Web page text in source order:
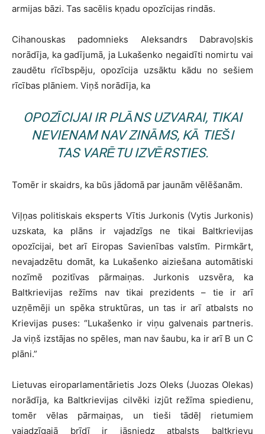
armijas bāzi. Tas sacēlis kņadu opozīcijas rindās.
Cihanouskas padomnieks Aleksandrs Dabravoļskis
norādīja, ka gadījumā, ja Lukašenko negaidīti nomirtu vai
zaudētu rīcībspēju, opozīcija uzsāktu kādu no sešiem
rīcības plāniem. Viņš norādīja, ka
OPOZĪCIJAI IR PLĀNS UZVARAI, TIKAI
NEVIENAM NAV ZINĀMS, KĀ TIEŠI
TAS VARĒTU IZVĒRSTIES.
Tomēr ir skaidrs, ka būs jādomā par jaunām vēlēšanām.
Viļņas politiskais eksperts Vītis Jurkonis (Vytis Jurkonis)
uzskata, ka plāns ir vajadzīgs ne tikai Baltkrievijas
opozīcijai, bet arī Eiropas Savienības valstīm. Pirmkārt,
nevajadzētu domāt, ka Lukašenko aiziešana automātiski
nozīmē pozitīvas pārmaiņas. Jurkonis uzsvēra, ka
Baltkrievijas režīms nav tikai prezidents – tie ir arī
uzņēmēji un spēka struktūras, un tas ir arī atbalsts no
Krievijas puses: “Lukašenko ir viņu galvenais partneris.
Ja viņš izstājas no spēles, man nav šaubu, ka ir arī B un C
plāni.”
Lietuvas eiroparlamentārietis Jozs Oleks (Juozas Olekas)
norādīja, ka Baltkrievijas cilvēki izjūt režīma spiedienu,
tomēr vēlas pārmaiņas, un tieši tādēļ rietumiem
vajadzīgajā brīdī ir jāsniedz atbalsts baltkrievu